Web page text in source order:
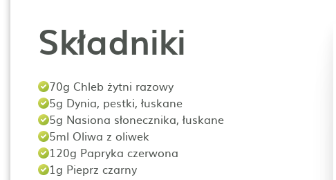
Składniki
70g Chleb żytni razowy
5g Dynia, pestki, łuskane
5g Nasiona słonecznika, łuskane
5ml Oliwa z oliwek
120g Papryka czerwona
1g Pieprz czarny